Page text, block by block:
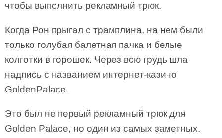
чтобы выполнить рекламный трюк.
Когда Рон прыгал с трамплина, на нем были
только голубая балетная пачка и белые
колготки в горошек. Через всю грудь шла
надпись с названием интернет-казино
GoldenPalace.
Это был не первый рекламный трюк для
Golden Palace, но один из самых заметных.